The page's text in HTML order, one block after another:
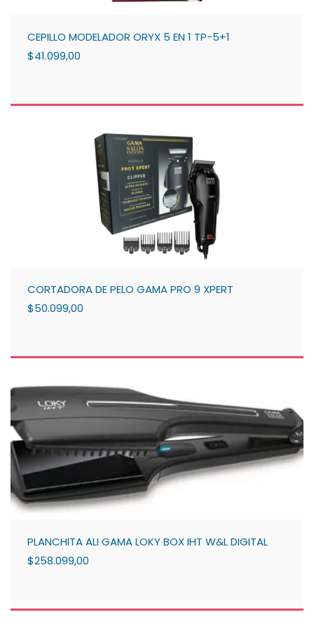
CEPILLO MODELADOR ORYX 5 EN 1 TP-5+1
$41.099,00
CORTADORA DE PELO GAMA PRO 9 XPERT
$50.099,00
PLANCHITA ALI GAMA LOKY BOX IHT W&L DIGITAL
$258.099,00